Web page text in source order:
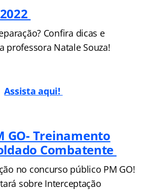
Confira dicas e
professora Natale Souza!
Assista aqui!
GO- Treinamento
Combatente
no concurso público PM GO!
sobre Interceptação